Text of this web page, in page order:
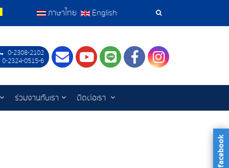
เครื่อง
ค้นหา
ภาษาไทย English
0-2308-2102
0-2324-0515-6
ContactYoutube
LINEFacebookInstagram
ร่วมงานกับเรา ติดต่อเรา
facebook